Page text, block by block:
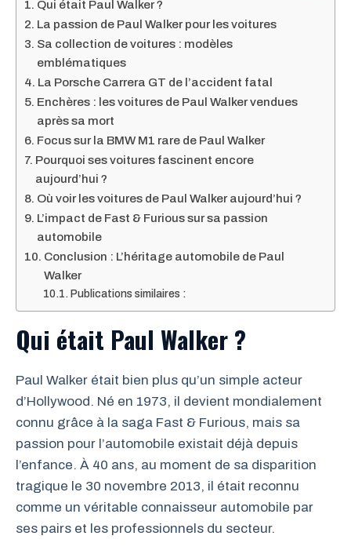
Qui était Paul Walker ?
La passion de Paul Walker pour les voitures
Sa collection de voitures : modèles
emblématiques
La Porsche Carrera GT de l’accident fatal
Enchères : les voitures de Paul Walker vendues
après sa mort
Focus sur la BMW M1 rare de Paul Walker
Pourquoi ses voitures fascinent encore
aujourd’hui ?
Où voir les voitures de Paul Walker aujourd’hui ?
L’impact de Fast & Furious sur sa passion
automobile
Conclusion : L’héritage automobile de Paul
Walker
Publications similaires :
Qui était Paul Walker ?
Paul Walker était bien plus qu’un simple acteur
d’Hollywood. Né en 1973, il devient mondialement
connu grâce à la saga Fast & Furious, mais sa
passion pour l’automobile existait déjà depuis
l’enfance. À 40 ans, au moment de sa disparition
tragique le 30 novembre 2013, il était reconnu
comme un véritable connaisseur automobile par
ses pairs et les professionnels du secteur.